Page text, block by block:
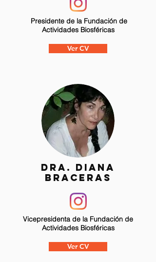
Presidente de la Fundación de
Actividades Biosféricas
Ver CV
DRA. DIANA
BRACERAS
Vicepresidenta de la Fundación de
Actividades Biosféricas
Ver CV